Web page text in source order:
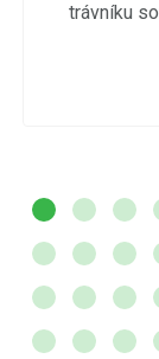
trávníku